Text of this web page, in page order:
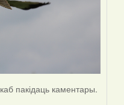
каб пакідаць каментары.